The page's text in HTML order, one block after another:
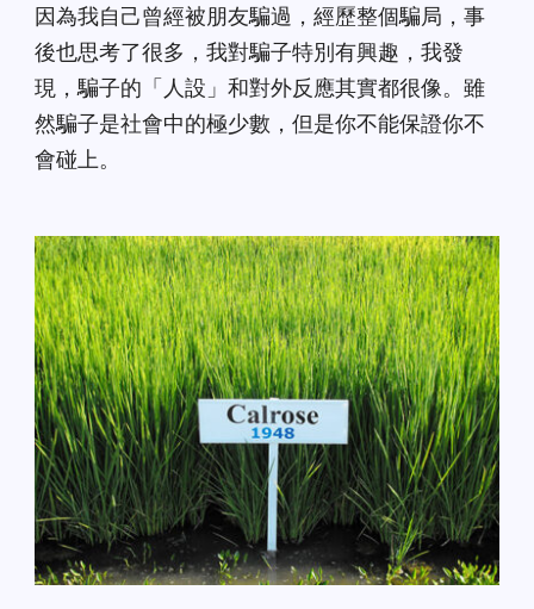
因為我自己曾經被朋友騙過，經歷整個騙局，事
後也思考了很多，我對騙子特別有興趣，我發
現，騙子的「人設」和對外反應其實都很像。雖
然騙子是社會中的極少數，但是你不能保證你不
會碰上。